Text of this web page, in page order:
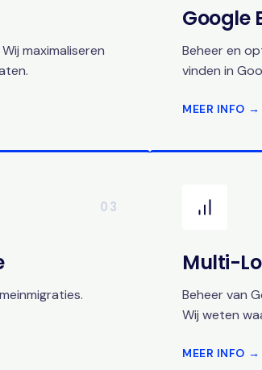
maximaliseren
Google
Beheer en
vinden in
MEER INFO →
03
Multi-
Beheer van
Wij weten
MEER INFO →